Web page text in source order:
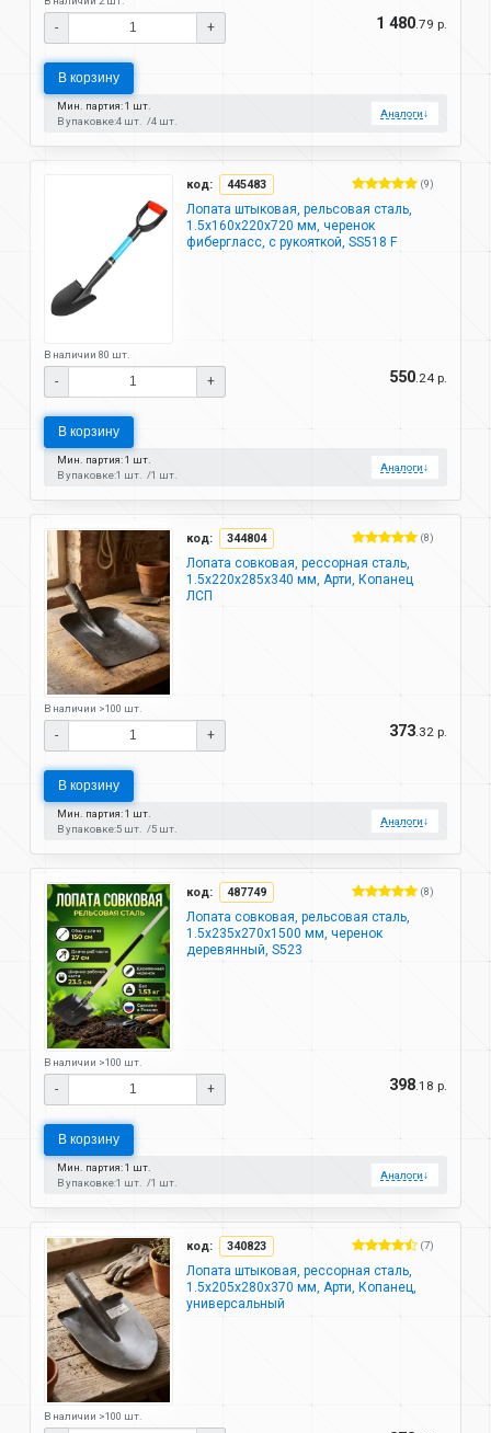
- + 1 480 .79 р.
В корзину
Мин. партия: 1 шт.
В упаковке:4 шт. 4 шт.
Аналоги↓
код: 445483 (9)
Лопата штыковая, рельсовая сталь,
1.5х160х220х720 мм, черенок
фибергласс, с рукояткой, SS518 F
В наличии 80 шт.
- + 550 .24 р.
В корзину
Мин. партия: 1 шт.
В упаковке:1 шт. 1 шт.
Аналоги↓
код: 344804 (8)
Лопата совковая, рессорная сталь,
1.5х220х285х340 мм, Арти, Копанец
ЛСП
В наличии >100 шт.
- + 373 .32 р.
В корзину
Мин. партия: 1 шт.
В упаковке:5 шт. 5 шт.
Аналоги↓
код: 487749 (8)
Лопата совковая, рельсовая сталь,
1.5х235х270х1500 мм, черенок
деревянный, S523
В наличии >100 шт.
- + 398 .18 р.
В корзину
Мин. партия: 1 шт.
В упаковке:1 шт. 1 шт.
Аналоги↓
код: 340823 (7)
Лопата штыковая, рессорная сталь,
1.5х205х280х370 мм, Арти, Копанец,
универсальный
В наличии >100 шт.